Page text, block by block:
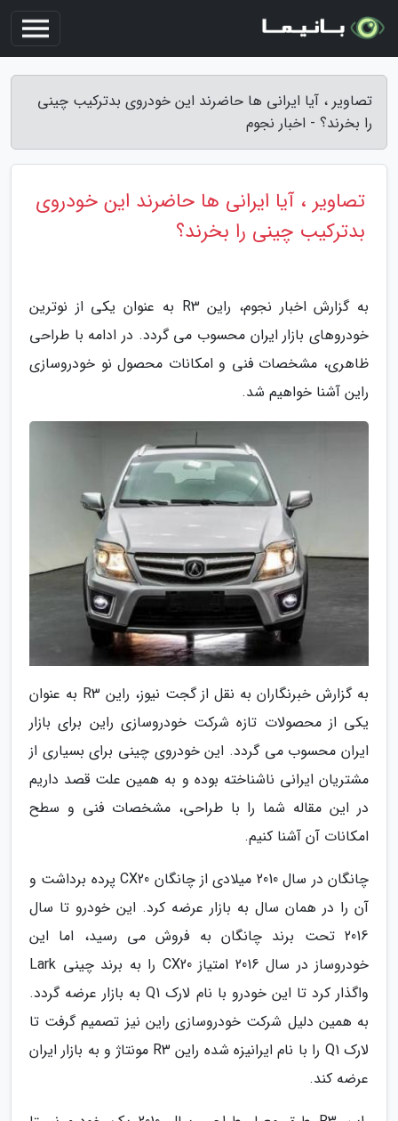
تصاویر ، آیا ایرانی ها حاضرند این خودروی بدترکیب چینی
را بخرند؟ - اخبار نجوم
تصاویر ، آیا ایرانی ها حاضرند این خودروی
بدترکیب چینی را بخرند؟
به گزارش اخبار نجوم، راین R3 به عنوان یکی از نوترین
خودروهای بازار ایران محسوب می گردد. در ادامه با طراحی
ظاهری، مشخصات فنی و امکانات محصول نو خودروسازی
راین آشنا خواهیم شد.
به گزارش خبرنگاران به نقل از گجت نیوز، راین R3 به عنوان
یکی از محصولات تازه شرکت خودروسازی راین برای بازار
ایران محسوب می گردد. این خودروی چینی برای بسیاری از
مشتریان ایرانی ناشناخته بوده و به همین علت قصد داریم
در این مقاله شما را با طراحی، مشخصات فنی و سطح
امکانات آن آشنا کنیم.
چانگان در سال 2010 میلادی از چانگان CX20 پرده برداشت و
آن را در همان سال به بازار عرضه کرد. این خودرو تا سال
2016 تحت برند چانگان به فروش می رسید، اما این
خودروساز در سال 2016 امتیاز CX20 را به برند چینی Lark
واگذار کرد تا این خودرو با نام لارک Q1 به بازار عرضه گردد.
به همین دلیل شرکت خودروسازی راین نیز تصمیم گرفت تا
لارک Q1 را با نام ایرانیزه شده راین R3 مونتاژ و به بازار ایران
عرضه کند.